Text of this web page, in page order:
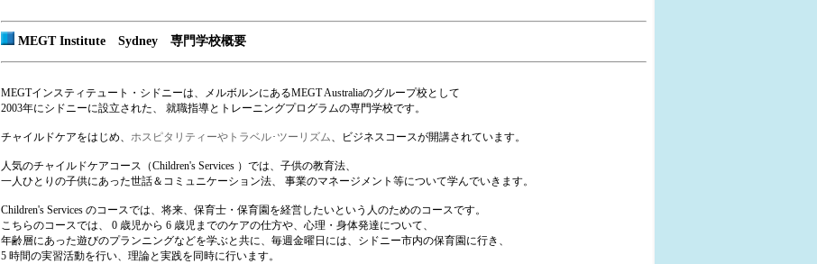
MEGT Institute Sydney 専門学校概要
MEGTインスティテュート・シドニーは、メルボルンにあるMEGT Australiaのグループ校として
2003年にシドニーに設立された、 就職指導とトレーニングプログラムの専門学校です。
チャイルドケアをはじめ、 ホスピタリティーやトラベル･ツーリズム、ビジネスコースが開講されています。
人気のチャイルドケアコース（Children's Services ）では、子供の教育法、
一人ひとりの子供にあった世話＆コミュニケーション法、 事業のマネージメント等について学んでいきます。
Children's Services のコースでは、将来、保育士・保育園を経営したいという人のためのコースです。
こちらのコースでは、 0 歳児から 6 歳児までのケアの仕方や、心理・身体発達について、
年齢層にあった遊びのプランニングなどを学ぶと共に、毎週金曜日には、シドニー市内の保育園に行き、
5 時間の実習活動を行い、理論と実践を同時に行います。